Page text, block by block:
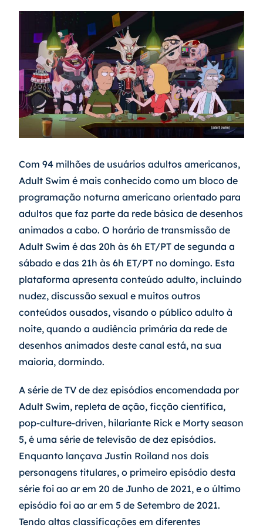
Com 94 milhões de usuários adultos americanos,
Adult Swim é mais conhecido como um bloco de
programação noturna americano orientado para
adultos que faz parte da rede básica de desenhos
animados a cabo. O horário de transmissão de
Adult Swim é das 20h às 6h ET/PT de segunda a
sábado e das 21h às 6h ET/PT no domingo. Esta
plataforma apresenta conteúdo adulto, incluindo
nudez, discussão sexual e muitos outros
conteúdos ousados, visando o público adulto à
noite, quando a audiência primária da rede de
desenhos animados deste canal está, na sua
maioria, dormindo.
A série de TV de dez episódios encomendada por
Adult Swim, repleta de ação, ficção científica,
pop-culture-driven, hilariante Rick e Morty season
5, é uma série de televisão de dez episódios.
Enquanto lançava Justin Roiland nos dois
personagens titulares, o primeiro episódio desta
série foi ao ar em 20 de Junho de 2021, e o último
episódio foi ao ar em 5 de Setembro de 2021.
Tendo altas classificações em diferentes